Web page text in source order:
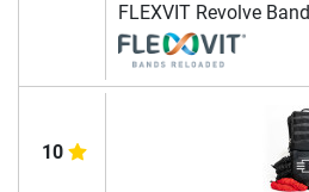
FLEXVIT Revolve Band
10